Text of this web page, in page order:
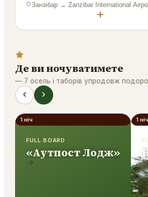
Занзібар →Zanzibar International
+
Де ви ночуватимете
— 7 осель і таборів упродовж
1 ніч
FULL BOARD
«Аутпост Лодж»
1 ніч